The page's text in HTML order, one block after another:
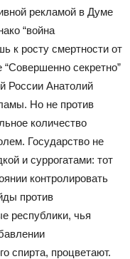
рекламой в Думе
“война
к росту смертности от
“Совершенно секретно”
России Анатолий
Но не против
количество
Государство не
и суррогатами: тот
контролировать
против
республики, чья
спирта, процветают.